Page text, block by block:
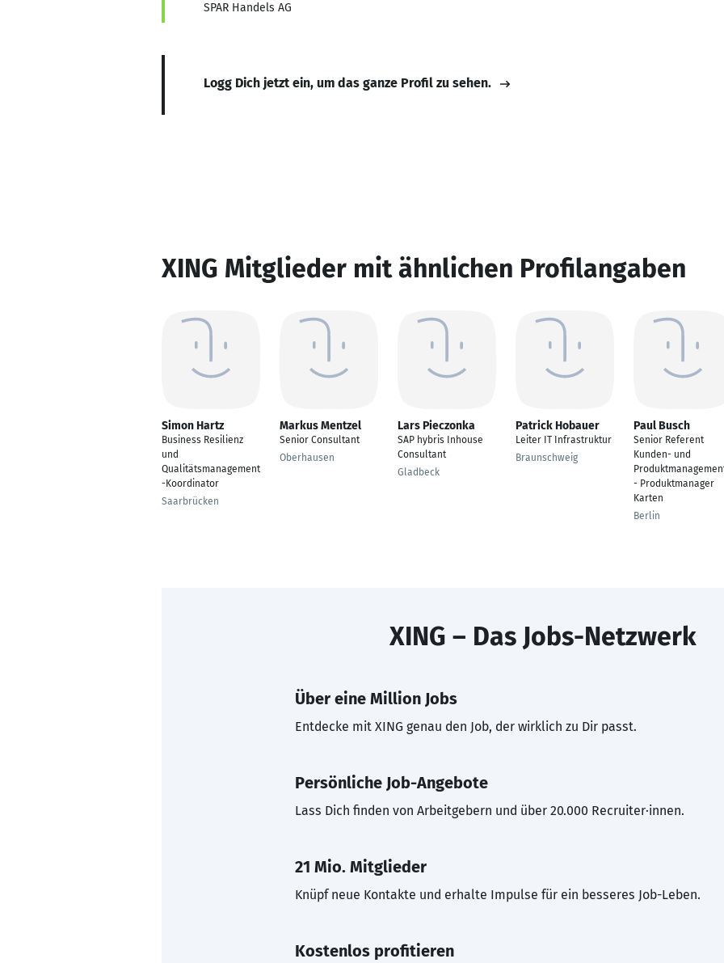
SPAR Handels AG
Logg Dich jetzt ein, um das ganze Profil zu sehen.
XING Mitglieder mit ähnlichen Profilangaben
Simon Hartz
Business Resilienz
und
Qualitätsmanagement
-Koordinator
Saarbrücken
Markus Mentzel
Senior Consultant
Oberhausen
Lars Pieczonka
SAP hybris Inhouse
Consultant
Gladbeck
Patrick Hobauer
Leiter IT Infrastruktur
Braunschweig
Paul Busch
Senior Referent
Kunden- und
- Produktmanager
Karten
Berlin
XING – Das Jobs-Netzwerk
Über eine Million Jobs
Entdecke mit XING genau den Job, der wirklich zu Dir passt.
Persönliche Job-Angebote
Lass Dich finden von Arbeitgebern und über 20.000 Recruiter·innen.
21 Mio. Mitglieder
Knüpf neue Kontakte und erhalte Impulse für ein besseres Job-Leben.
Kostenlos profitieren